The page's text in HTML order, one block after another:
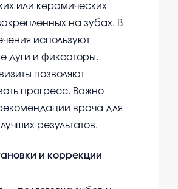
или керамических
на зубах. В
используют
дуги и фиксаторы.
позволяют
прогресс. Важно
врача для
результатов.
и коррекции